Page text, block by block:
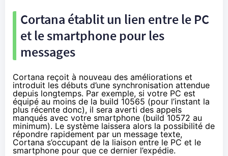
Cortana établit un lien entre le PC
et le smartphone pour les
messages
Cortana reçoit à nouveau des améliorations et
introduit les débuts d’une synchronisation attendue
depuis longtemps. Par exemple, si votre PC est
équipé au moins de la build 10565 (pour l’instant la
plus récente donc), il sera averti des appels
manqués avec votre smartphone (build 10572 au
minimum). Le système laissera alors la possibilité de
répondre rapidement par un message texte,
Cortana s’occupant de la liaison entre le PC et le
smartphone pour que ce dernier l’expédie.